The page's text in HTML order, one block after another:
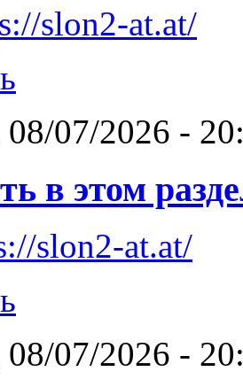
slon2-at.at/
08/07/2026 -
в этом
slon2-at.at/
08/07/2026 -